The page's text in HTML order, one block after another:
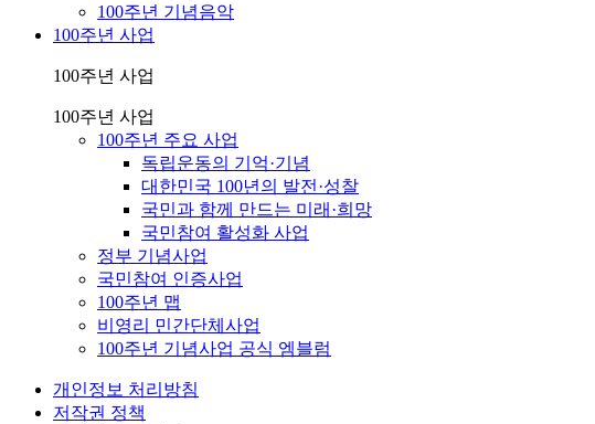
100주년 기념음악
100주년 사업
100주년 사업
100주년 사업
100주년 주요 사업
독립운동의 기억·기념
대한민국 100년의 발전·성찰
국민과 함께 만드는 미래·희망
국민참여 활성화 사업
정부 기념사업
국민참여 인증사업
100주년 맵
비영리 민간단체사업
100주년 기념사업 공식 엠블럼
개인정보 처리방침
저작권 정책